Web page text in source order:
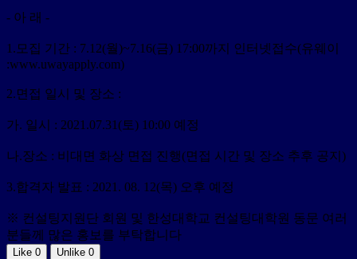
- 아 래 -
1.모집 기간 : 7.12(월)~7.16(금) 17:00까지 인터넷접수(유웨이
:www.uwayapply.com)
2.면접 일시 및 장소 :
가. 일시 : 2021.07.31(토) 10:00 예정
나.장소 : 비대면 화상 면접 진행(면접 시간 및 장소 추후 공지)
3.합격자 발표 : 2021. 08. 12(목) 오후 예정
※ 컨설팅지원단 회원 및 한성대학교 컨설팅대학원 동문 여러
분들께 많은 홍보를 부탁합니다
Like 0 Unlike 0